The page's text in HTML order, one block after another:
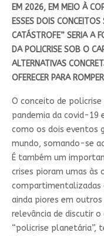
EM 2026, EM MEIO À
ESSES DOIS
CATÁSTROFE” SERIA A
DA POLICRISE SOB O
ALTERNATIVAS
OFERECER PARA
O conceito de
pandemia da covid-19
como os dois
mundo, somando-se
É também um
crises pioram umas às
compartimentalizadas
ainda piores em outros
relevância de discutir
“policrise planetária”,